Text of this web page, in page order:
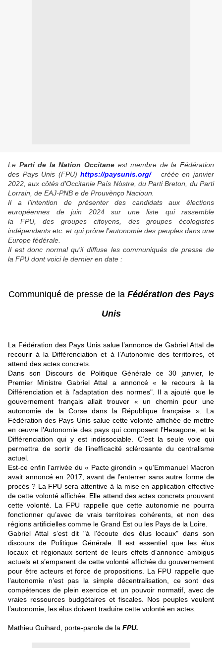
Le Parti de la Nation Occitane est membre de la Fédération
des Pays Unis (FPU)https://paysunis.org/
créée en janvier
2022, aux côtés d'Occitanie País Nòstre, du Parti Breton, du Parti
Lorrain, de EAJ-PNB e de Prouvènço Nacioun.
Il a l'intention de présenter des candidats aux élections
européennes de juin 2024 sur une liste qui rassemble
la FPU, des groupes citoyens, des groupes écologistes
indépendants etc. et qui prône l’autonomie des peuples dans une
Europe fédérale.
Il est donc normal qu'il diffuse les communiqués de presse de
la FPU dont voici le dernier en date :
Communiqué de presse de la Fédération des Pays
Unis
La Fédération des Pays Unis salue l’annonce de Gabriel Attal de
recourir à la Différenciation et à l’Autonomie des territoires, et
attend des actes concrets.
Dans son Discours de Politique Générale ce 30 janvier, le
Premier Ministre Gabriel Attal a annoncé « le recours à la
Différenciation et à l'adaptation des normes". Il a ajouté que le
gouvernement français allait trouver « un chemin pour une
autonomie de la Corse dans la République française ». La
Fédération des Pays Unis salue cette volonté affichée de mettre
en œuvre l’Autonomie des pays qui composent l’Hexagone, et la
Différenciation qui y est indissociable. C’est la seule voie qui
permettra de sortir de l’inefficacité sclérosante du centralisme
actuel.
Est-ce enfin l’arrivée du « Pacte girondin » qu’Emmanuel Macron
avait annoncé en 2017, avant de l’enterrer sans autre forme de
procès ? La FPU sera attentive à la mise en application effective
de cette volonté affichée. Elle attend des actes concrets prouvant
cette volonté. La FPU rappelle que cette autonomie ne pourra
fonctionner qu’avec de vrais territoires cohérents, et non des
régions artificielles comme le Grand Est ou les Pays de la Loire.
Gabriel Attal s’est dit "à l'écoute des élus locaux" dans son
discours de Politique Générale. Il est essentiel que les élus
locaux et régionaux sortent de leurs effets d’annonce ambigus
actuels et s’emparent de cette volonté affichée du gouvernement
pour être acteurs et force de propositions. La FPU rappelle que
l’autonomie n’est pas la simple décentralisation, ce sont des
compétences de plein exercice et un pouvoir normatif, avec de
vraies ressources budgétaires et fiscales. Nos peuples veulent
l’autonomie, les élus doivent traduire cette volonté en actes.
Mathieu Guihard, porte-parole de la FPU.